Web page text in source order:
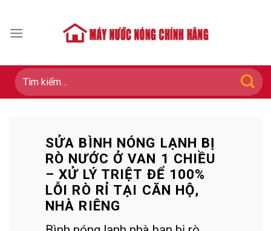
content
Tìm
kiếm:
SỬA BÌNH NÓNG LẠNH BỊ
RÒ NƯỚC Ở VAN 1 CHIỀU
– XỬ LÝ TRIỆT ĐỂ 100%
LỖI RÒ RỈ TẠI CĂN HỘ,
NHÀ RIÊNG